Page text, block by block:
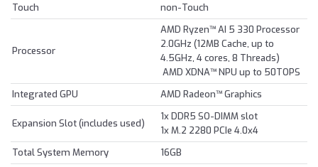
Touch
non-Touch
Processor
AMD Ryzen™ AI 5 330 Processor
2.0GHz (12MB Cache, up to
4.5GHz, 4 cores, 8 Threads)
AMD XDNA™ NPU up to 50TOPS
Integrated GPU
AMD Radeon™ Graphics
Expansion Slot (includes used)
1x DDR5 SO-DIMM slot
1x M.2 2280 PCIe 4.0x4
Total System Memory
16GB